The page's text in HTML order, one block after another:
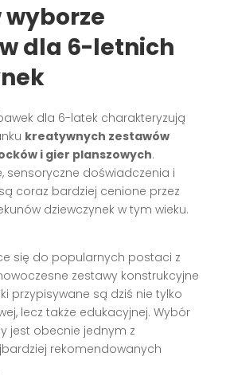
wyborze
dla 6-letnich
dla 6-latek charakteryzują
kreatywnych zestawów
i gier planszowych.
sensoryczne doświadczenia i
coraz bardziej cenione przez
dziewczynek w tym wieku.
się do popularnych postaci z
zestawy konstrukcyjne
przypisywane są dziś nie tylko
lecz także edukacyjnej. Wybór
jest obecnie jednym z
rekomendowanych